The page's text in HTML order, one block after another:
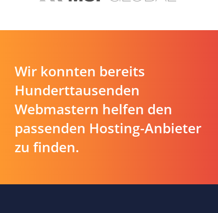
Wir konnten bereits
Hunderttausenden
Webmastern helfen den
passenden Hosting-Anbieter
zu finden.